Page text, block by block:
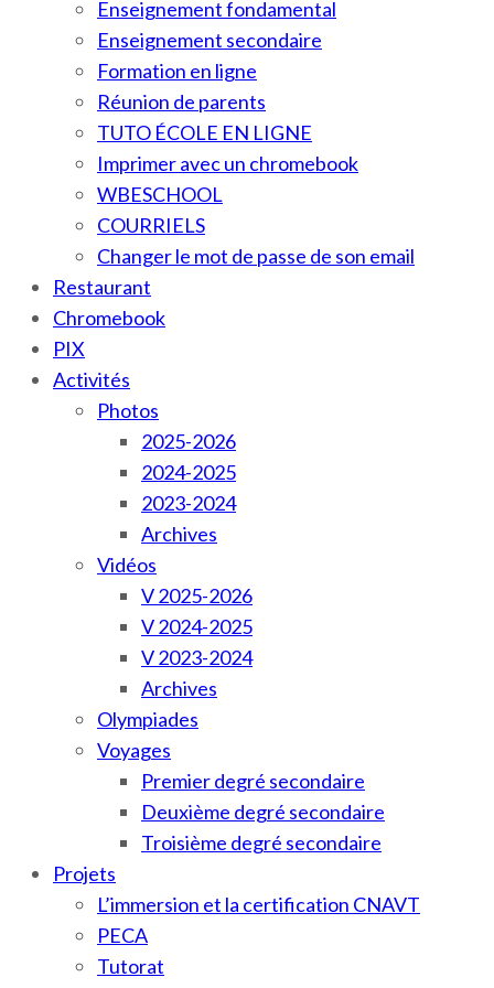
Enseignement fondamental
Enseignement secondaire
Formation en ligne
Réunion de parents
TUTO ÉCOLE EN LIGNE
Imprimer avec un chromebook
WBESCHOOL
COURRIELS
Changer le mot de passe de son email
Restaurant
Chromebook
PIX
Activités
Photos
2025-2026
2024-2025
2023-2024
Archives
Vidéos
V 2025-2026
V 2024-2025
V 2023-2024
Archives
Olympiades
Voyages
Premier degré secondaire
Deuxième degré secondaire
Troisième degré secondaire
Projets
L’immersion et la certification CNAVT
PECA
Tutorat